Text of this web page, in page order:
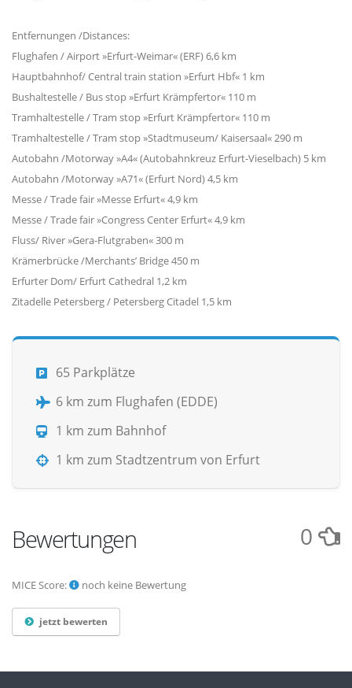
Entfernungen /Distances:
Flughafen / Airport »Erfurt-Weimar« (ERF) 6,6 km
Hauptbahnhof/ Central train station »Erfurt Hbf« 1 km
Bushaltestelle / Bus stop »Erfurt Krämpfertor« 110 m
Tramhaltestelle / Tram stop »Erfurt Krämpfertor« 110 m
Tramhaltestelle / Tram stop »Stadtmuseum/ Kaisersaal« 290 m
Autobahn /Motorway »A4« (Autobahnkreuz Erfurt-Vieselbach) 5 km
Autobahn /Motorway »A71« (Erfurt Nord) 4,5 km
Messe / Trade fair »Messe Erfurt« 4,9 km
Messe / Trade fair »Congress Center Erfurt« 4,9 km
Fluss/ River »Gera-Flutgraben« 300 m
Krämerbrücke /Merchants’ Bridge 450 m
Erfurter Dom/ Erfurt Cathedral 1,2 km
Zitadelle Petersberg / Petersberg Citadel 1,5 km
65 Parkplätze
6 km zum Flughafen (EDDE)
1 km zum Bahnhof
1 km zum Stadtzentrum von Erfurt
Bewertungen 0
MICE Score: noch keine Bewertung
jetzt bewerten